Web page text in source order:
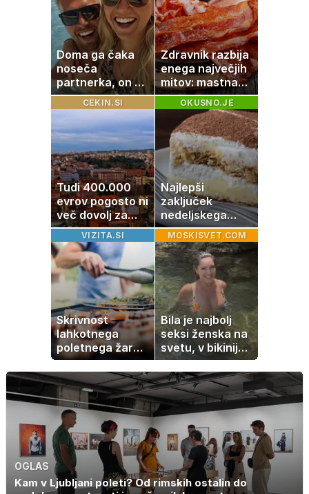
Doma ga čaka
noseča
partnerka, on pa
dopustuje z
drugo
Zdravnik razbija
enega največjih
mitov: mastna
jetra ne
nastanejo zaradi
slanine, temveč
zaradi živila, ki
ga imamo vsi
radi
CEKIN.SI
Tudi 400.000
evrov pogosto ni
več dovolj za
nakup
stanovanja
OKUSNO.JE
Najlepši
zaključek
nedeljskega
kosila: 8 sladic
brez peke, ki se
jih vsi veselijo
VIZITA.SI
Skrivnost
lahkotnega
poletnega žara,
po katerem ne
boste
potrebovali
popoldanskega
spanca
MOSKISVET.COM
Bila je najbolj
seksi ženska na
svetu, v bikiniju
znova navdušila
OGLAS
Kam v Ljubljani poleti? Od rimskih ostalin do